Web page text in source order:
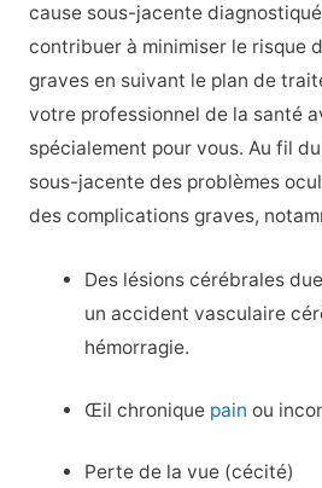
cause sous-jacente
contribuer à minimiser le risque
graves en suivant le plan de
votre professionnel de la santé
spécialement pour vous. Au fil
sous-jacente des problèmes
des complications graves,
Des lésions cérébrales
un accident vasculaire
hémorragie.
Œil chronique pain ou
Perte de la vue (cécité)